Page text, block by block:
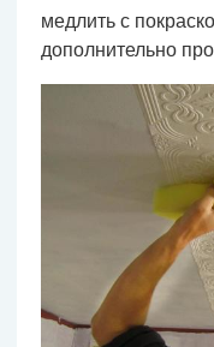
медлить с
дополнительно